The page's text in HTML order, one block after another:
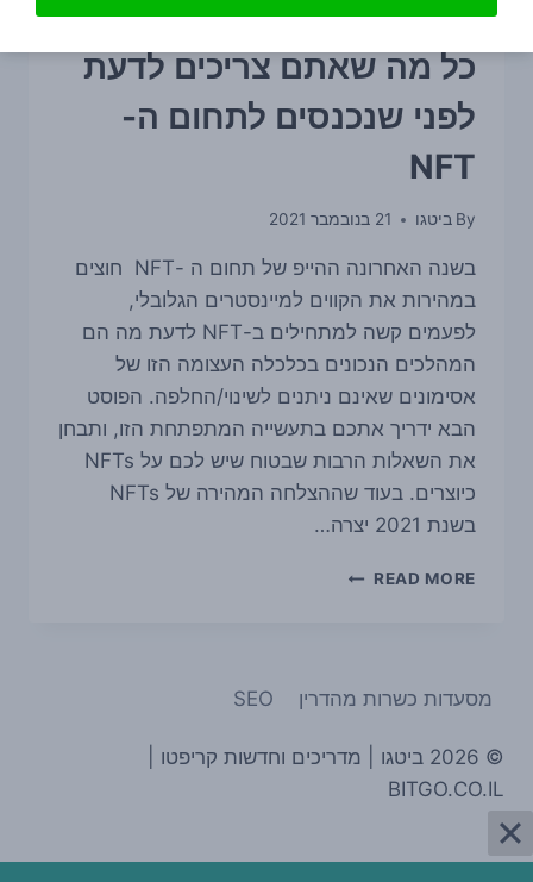
חדשות קריפטו
כל מה שאתם צריכים לדעת
לפני שנכנסים לתחום ה-
NFT
By ביטגו 21 בנובמבר 2021
בשנה האחרונה ההייפ של תחום ה -NFT חוצים
במהירות את הקווים למיינסטרים הגלובלי,
לפעמים קשה למתחילים ב-NFT לדעת מה הם
המהלכים הנכונים בכלכלה העצומה הזו של
אסימונים שאינם ניתנים לשינוי/החלפה. הפוסט
הבא ידריך אתכם בתעשייה המתפתחת הזו, ותבחן
את השאלות הרבות שבטוח שיש לכם על NFTs
כיוצרים. בעוד שההצלחה המהירה של NFTs
בשנת 2021 יצרה…
READ MORE
לפני
לתחום
ה-
מסעדות כשרות מהדרין SEO
© 2026 ביטגו | מדריכים וחדשות קריפטו |
BITGO.CO.IL